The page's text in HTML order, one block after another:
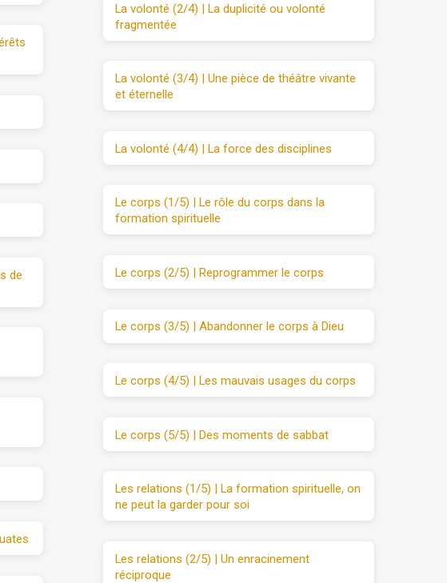
de
La volonté (2/4) | La duplicité ou volonté
fragmentée
La volonté (3/4) | Une pièce de théâtre vivante
et éternelle
La volonté (4/4) | La force des disciplines
Le corps (1/5) | Le rôle du corps dans la
formation spirituelle
Le corps (2/5) | Reprogrammer le corps
Le corps (3/5) | Abandonner le corps à Dieu
Le corps (4/5) | Les mauvais usages du corps
Le corps (5/5) | Des moments de sabbat
Les relations (1/5) | La formation spirituelle, on
ne peut la garder pour soi
Les relations (2/5) | Un enracinement
réciproque